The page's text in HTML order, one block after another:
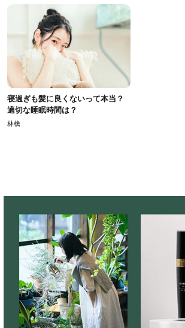
寝過ぎも髪に良くないって本当？
適切な睡眠時間は？
林檎